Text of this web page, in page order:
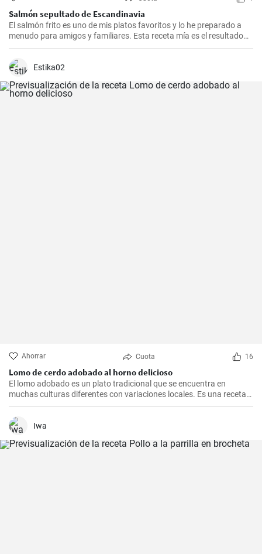
Salmón sepultado de Escandinavia
El salmón frito es uno de mis platos favoritos y lo he preparado a
menudo para amigos y familiares. Esta receta mía es el resultado
de mucha experimentación y personalización. Lo sorprendente es
impresionante. Un trozo de filete de salmón fresco se marina en un
Estika02
Ahorrar Cuota 16
Lomo de cerdo adobado al horno delicioso
El lomo adobado es un plato tradicional que se encuentra en
muchas culturas diferentes con variaciones locales. Es una receta
sencilla y deliciosa que consiste en una pieza jugosa de lomo de
cerdo marinado (adobado) en una mezcla de especias, vinagre y ajo
antes de ser asado hasta quedar tierno y sabroso. Es excelente
Iwa